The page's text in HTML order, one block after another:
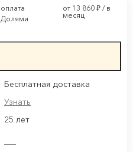
оплата
Долями
от 13 860 ₽/ в
месяц
Бесплатная доставка
Узнать
25 лет